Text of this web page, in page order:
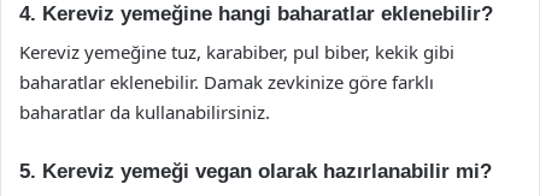
4. Kereviz yemeğine hangi baharatlar eklenebilir?
Kereviz yemeğine tuz, karabiber, pul biber, kekik gibi
baharatlar eklenebilir. Damak zevkinize göre farklı
baharatlar da kullanabilirsiniz.
5. Kereviz yemeği vegan olarak hazırlanabilir mi?